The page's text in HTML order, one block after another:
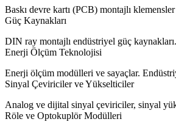
Baskı devre kartı (PCB) montajlı
Güç Kaynakları
DIN ray montajlı endüstriyel güç
Enerji Ölçüm Teknolojisi
Enerji ölçüm modülleri ve sayaçlar.
Sinyal Çeviriciler ve Yükselticiler
Analog ve dijital sinyal çeviriciler, sinyal
Röle ve Optokuplör Modülleri